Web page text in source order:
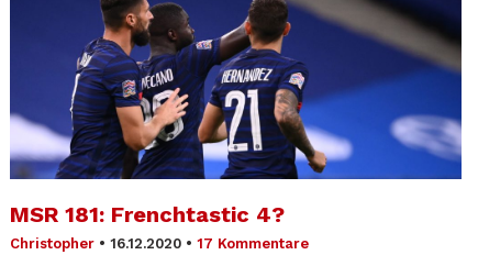
MSR 181: Frenchtastic 4?
Christopher • 16.12.2020 • 17 Kommentare